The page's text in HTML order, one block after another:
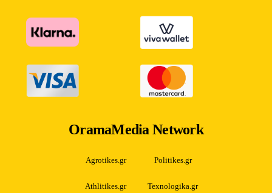
OramaMedia Network
Agrotikes.gr Politikes.gr
Athlitikes.gr Texnologika.gr